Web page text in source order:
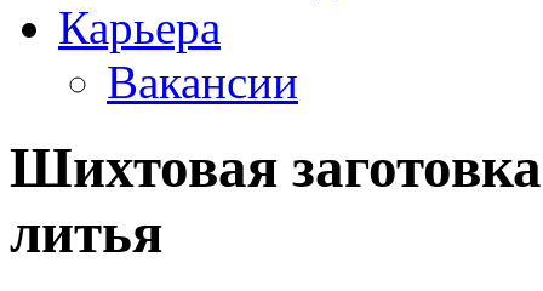
Карьера
Вакансии
Шихтовая
литья